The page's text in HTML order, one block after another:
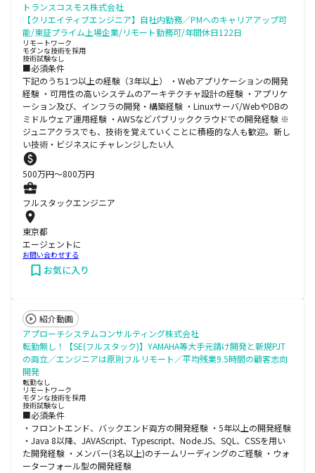
トランスコスモス株式会社
【クリエイティブエンジニア】自社内勤務／PMへのキャリアアップ可
能/東証プライム上場企業/リモート勤務可/年間休日122日
リモートワーク
モダンな技術を採用
技術試験なし
■必須条件
下記のうち1つ以上の経験（3年以上） ・Webアプリケーションの開発
経験 ・可用性の高いシステムのアーキテクチャ設計の経験 ・アプリケ
ーション及び、インフラの開発・構築経験 ・Linuxサーバ/WebやDBの
ミドルウェア運用経験 ・AWSなどパブリッククラウドでの開発経験 ※
ジュニアクラスでも、技術を覚えていくことに積極的な人も歓迎。新し
い技術・ビジネスにチャレンジしたい人
500万円〜800万円
フルスタックエンジニア
東京都
エージェントに
お問い合わせする
お気に入り
紹介動画
アプローチシステムコンサルティング株式会社
転勤無し！【SE(フルスタック)】YAMAHA等大手元請け開発と新規PJT
の両立／エンジニアは原則フルリモート／平均残業9.5時間の顧客志向
開発
転勤なし
リモートワーク
モダンな技術を採用
技術試験なし
■必須条件
・フロントエンド、バックエンド両方の開発経験 ・5年以上の開発経験
・Java 8以降、JAVAScript、Typescript、Node.JS、SQL、CSSを用い
た開発経験 ・メンバー(3名以上)のチームリーディングのご経験 ・ウォ
ーターフォール型の開発経験